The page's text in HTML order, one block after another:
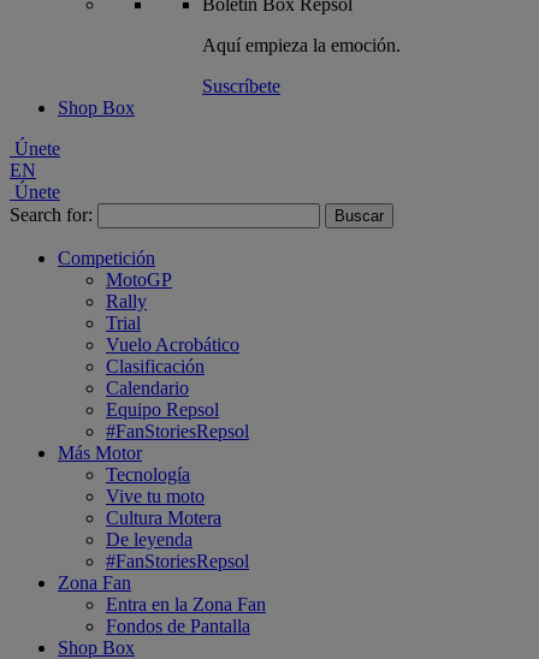
Boletín Box Repsol
Aquí empieza la emoción.
Suscríbete
Shop Box
Únete
EN
Únete
Search for:
Competición
MotoGP
Rally
Trial
Vuelo Acrobático
Clasificación
Calendario
Equipo Repsol
#FanStoriesRepsol
Más Motor
Tecnología
Vive tu moto
Cultura Motera
De leyenda
#FanStoriesRepsol
Zona Fan
Entra en la Zona Fan
Fondos de Pantalla
Shop Box